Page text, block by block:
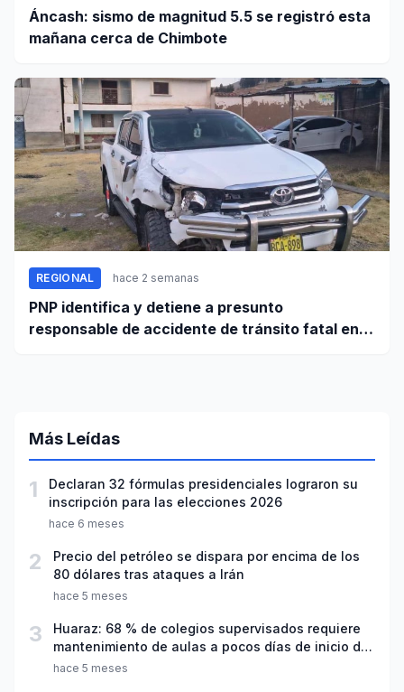
Áncash: sismo de magnitud 5.5 se registró esta
mañana cerca de Chimbote
REGIONAL hace 2 semanas
PNP identifica y detiene a presunto
responsable de accidente de tránsito fatal en
Más Leídas
1
Declaran 32 fórmulas presidenciales lograron su
inscripción para las elecciones 2026
hace 6 meses
2
Precio del petróleo se dispara por encima de los
80 dólares tras ataques a Irán
hace 5 meses
3
Huaraz: 68 % de colegios supervisados requiere
mantenimiento de aulas a pocos días de inicio del
año escolar 2026
hace 5 meses